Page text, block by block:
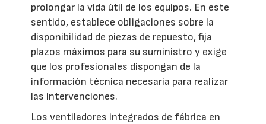
prolongar la vida útil de los equipos. En este
sentido, establece obligaciones sobre la
disponibilidad de piezas de repuesto, fija
plazos máximos para su suministro y exige
que los profesionales dispongan de la
información técnica necesaria para realizar
las intervenciones.
Los ventiladores integrados de fábrica en